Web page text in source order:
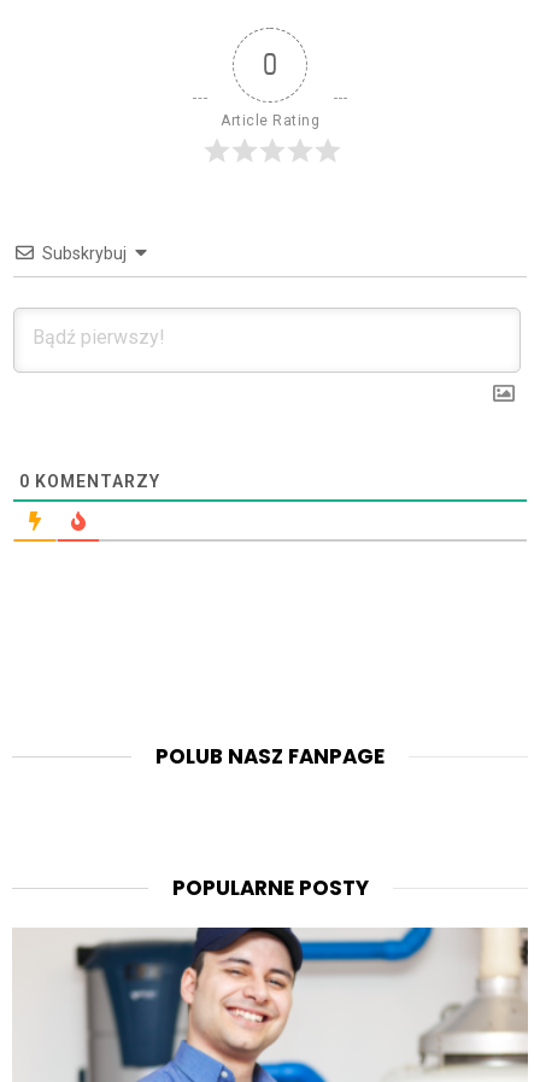
0
Article Rating
Subskrybuj
0 KOMENTARZY
POLUB NASZ FANPAGE
POPULARNE POSTY